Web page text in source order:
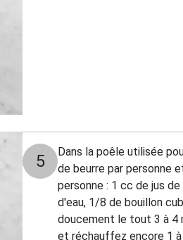
5
Dans la poêle utilisée
de beurre par personne
personne : 1 cc de jus
d'eau, 1/8 de bouillon
doucement le tout 3 à 4
et réchauffez encore 1 à